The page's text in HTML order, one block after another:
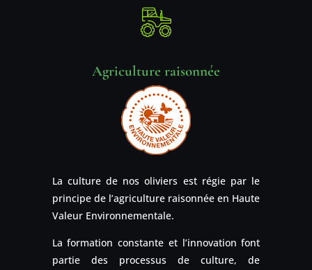
Agriculture raisonnée
La culture de nos oliviers est régie par le
principe de l’agriculture raisonnée en Haute
Valeur Environnementale.
La formation constante et l’innovation font
partie des processus de culture, de